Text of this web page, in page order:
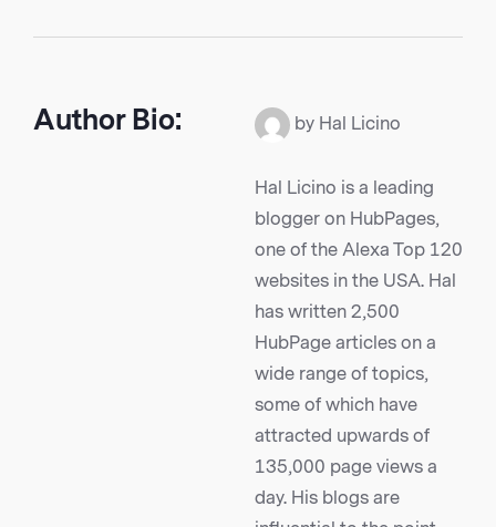
Author Bio: by Hal Licino
Hal Licino is a leading
blogger on HubPages,
one of the Alexa Top 120
websites in the USA. Hal
has written 2,500
HubPage articles on a
wide range of topics,
some of which have
attracted upwards of
135,000 page views a
day. His blogs are